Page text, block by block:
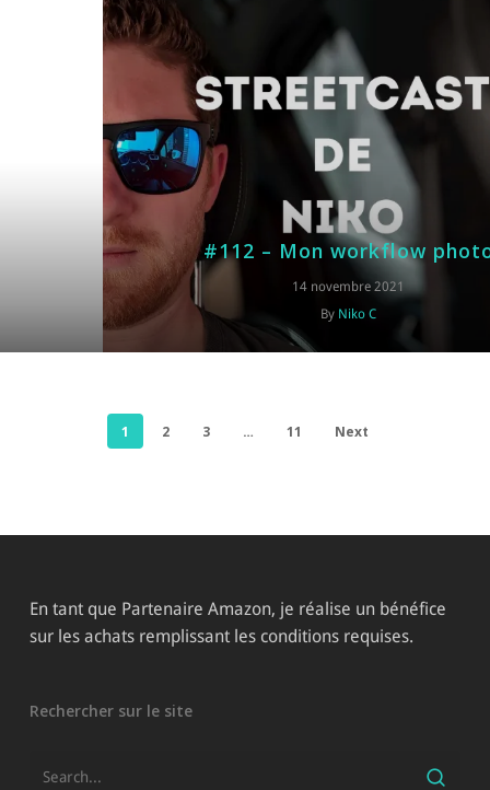
#112 – Mon workflow
14 novembre 2021
By Niko C
1 2 3 … 11 Next
En tant que Partenaire Amazon, je réalise un bénéfice
sur les achats remplissant les conditions requises.
Rechercher sur le site